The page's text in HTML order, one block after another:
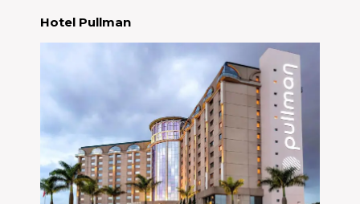
Hotel Pullman